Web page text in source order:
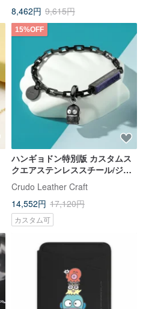
8,462円 9,615円
15%OFF
ハンギョドン特別版 カスタムス
クエアステンレススチール/ジェ
ムストーンブレスレット (8 色)
Crudo Leather Craft
14,552円 17,120円
カスタム可